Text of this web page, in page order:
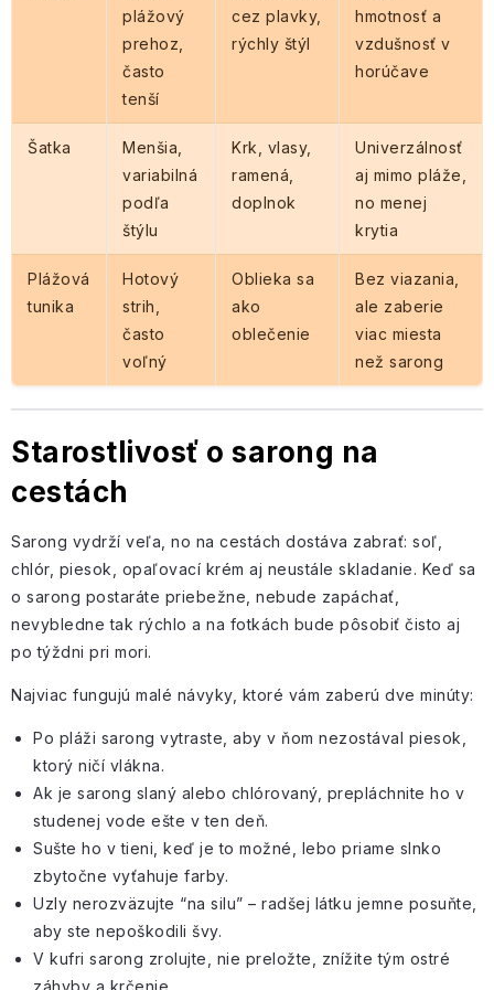
plážový
prehoz,
často
tenší
cez plavky,
rýchly štýl
hmotnosť a
vzdušnosť v
horúčave
Šatka
Menšia,
variabilná
podľa
štýlu
Krk, vlasy,
ramená,
doplnok
Univerzálnosť
aj mimo pláže,
no menej
krytia
Plážová
tunika
Hotový
strih,
často
voľný
Oblieka sa
ako
oblečenie
Bez viazania,
ale zaberie
viac miesta
než sarong
Starostlivosť o sarong na
cestách
Sarong vydrží veľa, no na cestách dostáva zabrať: soľ,
chlór, piesok, opaľovací krém aj neustále skladanie. Keď sa
o sarong postaráte priebežne, nebude zapáchať,
nevybledne tak rýchlo a na fotkách bude pôsobiť čisto aj
po týždni pri mori.
Najviac fungujú malé návyky, ktoré vám zaberú dve minúty:
Po pláži sarong vytraste, aby v ňom nezostával piesok,
ktorý ničí vlákna.
Ak je sarong slaný alebo chlórovaný, prepláchnite ho v
studenej vode ešte v ten deň.
Sušte ho v tieni , keď je to možné, lebo priame slnko
zbytočne vyťahuje farby.
Uzly nerozväzujte “na silu” – radšej látku jemne posuňte,
aby ste nepoškodili švy.
V kufri sarong zrolujte , nie preložte, znížite tým ostré
záhyby a krčenie.